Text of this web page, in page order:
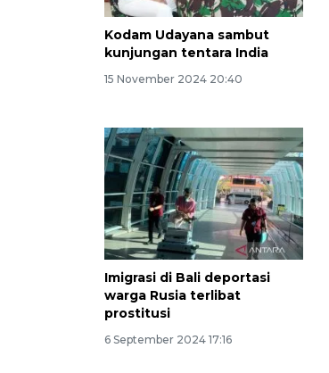
Kodam Udayana sambut
kunjungan tentara India
15 November 2024 20:40
Imigrasi di Bali deportasi
warga Rusia terlibat
prostitusi
6 September 2024 17:16